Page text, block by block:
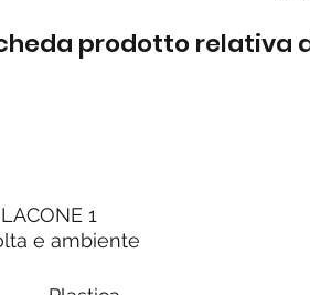
prodotto relativa
1
e ambiente